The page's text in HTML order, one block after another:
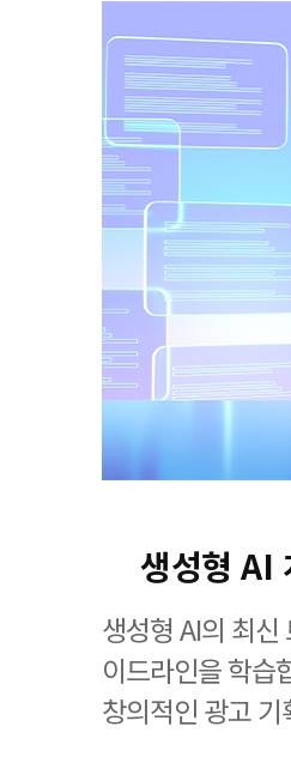
생성형 AI
생성형 AI의 최
이드라인을 학습
창의적인 광고